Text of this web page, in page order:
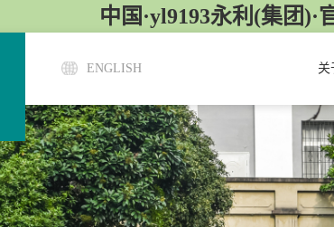
中国·yl9193永利(集团)·
ENGLISH 关